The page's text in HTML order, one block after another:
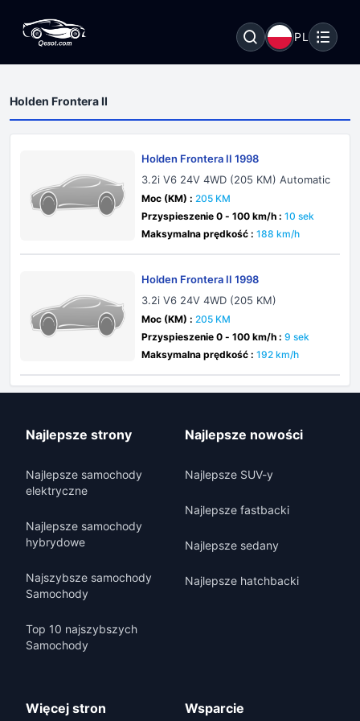
PL
Holden Frontera II
Holden Frontera II 1998
3.2i V6 24V 4WD (205 KM) Automatic
Moc (KM) : 205 KM
Przyspieszenie 0 - 100 km/h : 10 sek
Maksymalna prędkość : 188 km/h
Holden Frontera II 1998
3.2i V6 24V 4WD (205 KM)
Moc (KM) : 205 KM
Przyspieszenie 0 - 100 km/h : 9 sek
Maksymalna prędkość : 192 km/h
Najlepsze strony
Najlepsze samochody
elektryczne
Najlepsze samochody
hybrydowe
Najszybsze samochody
Samochody
Top 10 najszybszych
Samochody
Najlepsze nowości
Najlepsze SUV-y
Najlepsze fastbacki
Najlepsze sedany
Najlepsze hatchbacki
Więcej stron Wsparcie